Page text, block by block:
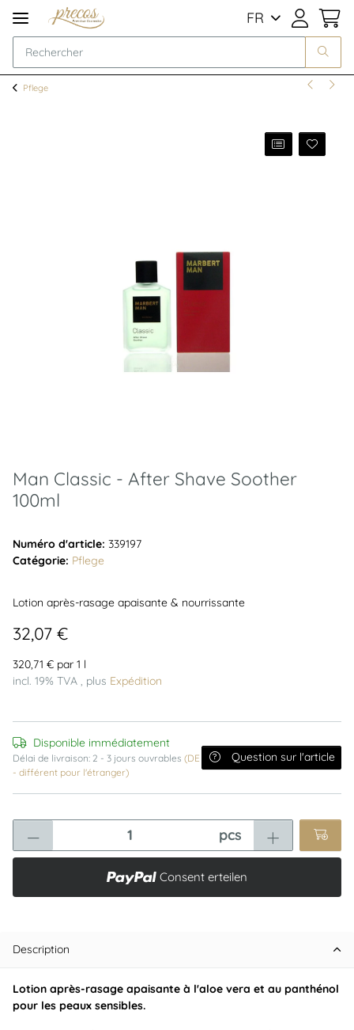
FR
Pflege
Man Classic - After Shave Soother
100ml
Numéro d'article: 339197
Catégorie: Pflege
Lotion après-rasage apaisante & nourrissante
32,07 €
320,71 € par 1 l
incl. 19% TVA , plus Expédition
Disponible immédiatement
Délai de livraison: 2 - 3 jours ouvrables (DE
- différent pour l'étranger)
Question sur l'article
pcs
Consent erteilen
Description
Lotion après-rasage apaisante à l'aloe vera et au panthénol
pour les peaux sensibles.